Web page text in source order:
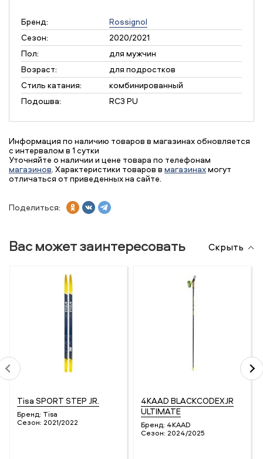
Бренд:
Rossignol
Сезон:
2020/2021
Пол:
для мужчин
Возраст:
для подростков
Стиль катания:
комбинированный
Подошва:
RC3 PU
Информация по наличию товаров в магазинах обновляется
с интервалом в 1 сутки
Уточняйте о наличии и цене товара по телефонам
магазинов. Характеристики товаров в магазинахмогут
отличаться от приведенных на сайте.
Поделиться:
Вас может заинтересовать Скрыть
Tisa SPORT STEP JR.
Бренд: Tisa
Сезон: 2021/2022
4KAAD BLACKCODEXJR
ULTIMATE
Бренд: 4KAAD
Сезон: 2024/2025